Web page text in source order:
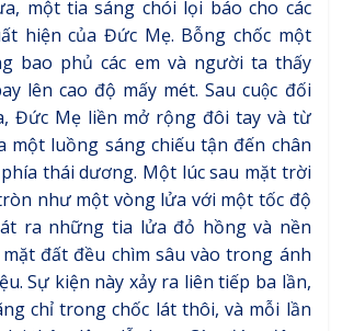
một tia sáng chói lọi báo cho các
hiện của Đức Mẹ. Bỗng chốc một
bao phủ các em và người ta thấy
lên cao độ mấy mét. Sau cuộc đối
Đức Mẹ liền mở rộng đôi tay và từ
một luồng sáng chiếu tận đến chân
thái dương. Một lúc sau mặt trời
như một vòng lửa với một tốc độ
ra những tia lửa đỏ hồng và nền
đất đều chìm sâu vào trong ánh
Sự kiện này xảy ra liên tiếp ba lần,
chỉ trong chốc lát thôi, và mỗi lần